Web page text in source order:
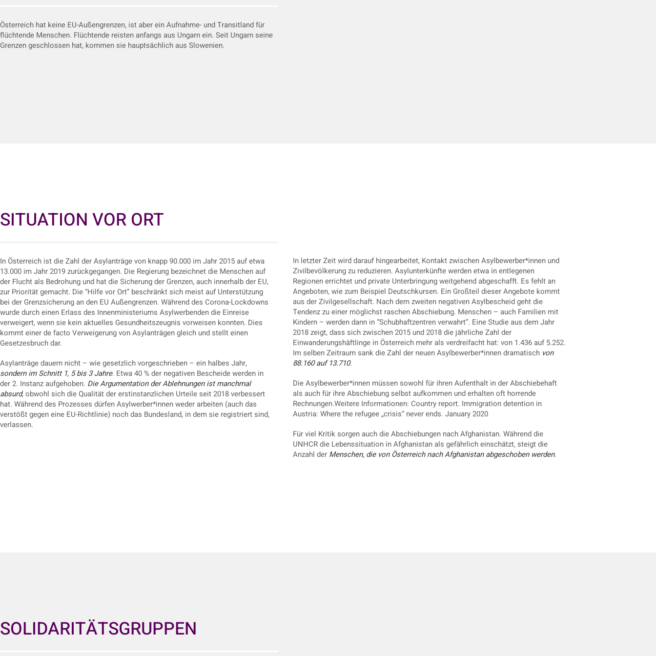
Österreich hat keine EU-Außengrenzen, ist aber ein Aufnahme- und Transitland für
flüchtende Menschen. Flüchtende reisten anfangs aus Ungarn ein. Seit Ungarn seine
Grenzen geschlossen hat, kommen sie hauptsächlich aus Slowenien.
SITUATION VOR ORT
In Österreich ist die Zahl der Asylanträge von knapp 90.000 im Jahr 2015 auf etwa
13.000 im Jahr 2019 zurückgegangen. Die Regierung bezeichnet die Menschen auf
der Flucht als Bedrohung und hat die Sicherung der Grenzen, auch innerhalb der EU,
zur Priorität gemacht. Die “Hilfe vor Ort” beschränkt sich meist auf Unterstützung
bei der Grenzsicherung an den EU Außengrenzen. Während des Corona-Lockdowns
wurde durch einen Erlass des Innenministeriums Asylwerbenden die Einreise
verweigert, wenn sie kein aktuelles Gesundheitszeugnis vorweisen konnten. Dies
kommt einer de facto Verweigerung von Asylanträgen gleich und stellt einen
Gesetzesbruch dar.
Asylanträge dauern nicht – wie gesetzlich vorgeschrieben – ein halbes Jahr,
sondern im Schnitt 1, 5 bis 3 Jahre. Etwa 40 % der negativen Bescheide werden in
der 2. Instanz aufgehoben. Die Argumentation der Ablehnungen ist manchmal
absurd, obwohl sich die Qualität der erstinstanzlichen Urteile seit 2018 verbessert
hat. Während des Prozesses dürfen Asylwerber*innen weder arbeiten (auch das
verstößt gegen eine EU-Richtlinie) noch das Bundesland, in dem sie registriert sind,
verlassen.
In letzter Zeit wird darauf hingearbeitet, Kontakt zwischen Asylbewerber*innen und
Zivilbevölkerung zu reduzieren. Asylunterkünfte werden etwa in entlegenen
Regionen errichtet und private Unterbringung weitgehend abgeschafft. Es fehlt an
Angeboten, wie zum Beispiel Deutschkursen. Ein Großteil dieser Angebote kommt
aus der Zivilgesellschaft. Nach dem zweiten negativen Asylbescheid geht die
Tendenz zu einer möglichst raschen Abschiebung. Menschen – auch Familien mit
Kindern – werden dann in “Schubhaftzentren verwahrt”. Eine Studie aus dem Jahr
2018 zeigt, dass sich zwischen 2015 und 2018 die jährliche Zahl der
Einwanderungshäftlinge in Österreich mehr als verdreifacht hat: von 1.436 auf 5.252.
Im selben Zeitraum sank die Zahl der neuen Asylbewerber*innen dramatisch von
88.160 auf 13.710.
Die Asylbewerber*innen müssen sowohl für ihren Aufenthalt in der Abschiebehaft
als auch für ihre Abschiebung selbst aufkommen und erhalten oft horrende
Rechnungen.Weitere Informationen: Country report. Immigration detention in
Austria: Where the refugee „crisis“ never ends. January 2020
Für viel Kritik sorgen auch die Abschiebungen nach Afghanistan. Während die
UNHCR die Lebenssituation in Afghanistan als gefährlich einschätzt, steigt die
Anzahl der Menschen, die von Österreich nach Afghanistan abgeschoben werden.
SOLIDARITÄTSGRUPPEN